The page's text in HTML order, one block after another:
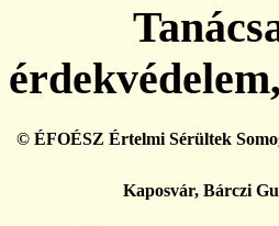
© ÉFOÉSZ Értelmi Sérültek
Kaposvár, Bárczi